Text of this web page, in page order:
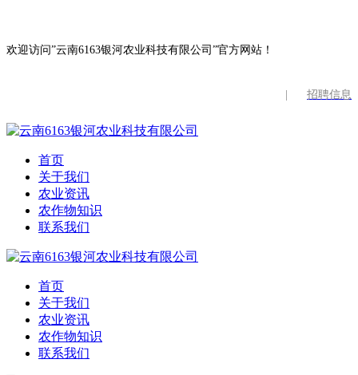
欢迎访问”云南6163银河农业科技有限公司”官方网站！
招聘信息
首页
关于我们
农业资讯
农作物知识
联系我们
首页
关于我们
农业资讯
农作物知识
联系我们